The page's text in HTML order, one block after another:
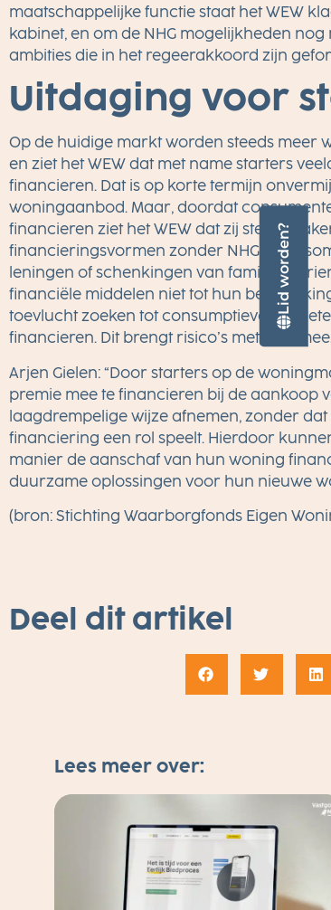
maatschappelijke functie staat het WEW
kabinet, en om de NHG mogelijkheden
ambities die in het regeerakkoord zijn
Uitdaging voor
Op de huidige markt worden steeds meer
en ziet het WEW dat met name starters
financieren. Dat is op korte termijn
woningaanbod. Maar, doordat
financieren ziet het WEW dat zij steeds
financieringsvormen zonder NHG. Voor
leningen of schenkingen van familie of
financiële middelen niet tot hun
toevlucht zoeken tot consumptieve
financieren. Dit brengt risico’s met zich
Arjen Gielen: “Door starters op de
premie mee te financieren bij de aankoop
laagdrempelige wijze afnemen, zonder
financiering een rol speelt. Hierdoor
manier de aanschaf van hun woning
duurzame oplossingen voor hun nieuwe
(bron: Stichting Waarborgfonds Eigen
Deel dit artikel
Lees meer over:
Lid worden?